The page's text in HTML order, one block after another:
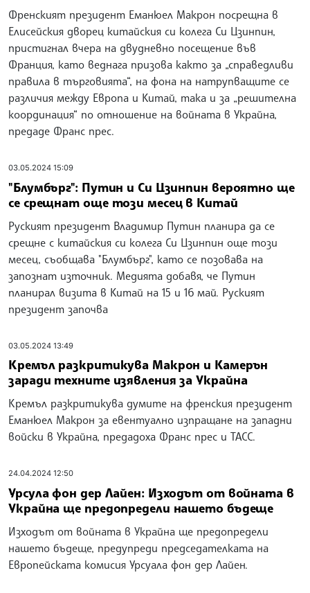
Френският президент Еманюел Макрон посрещна в
Елисейския дворец китайския си колега Си Цзинпин,
пристигнал вчера на двудневно посещение във
Франция, като веднага призова както за „справедливи
правила в търговията“, на фона на натрупващите се
различия между Европа и Китай, така и за „решителна
координация“ по отношение на войната в Украйна,
предаде Франс прес.
03.05.2024 15:09
"Блумбърг": Путин и Си Цзинпин вероятно ще
се срещнат още този месец в Китай
Руският президент Владимир Путин планира да се
срещне с китайския си колега Си Цзинпин още този
месец, съобщава "Блумбърг", като се позовава на
запознат източник. Медията добавя, че Путин
планирал визита в Китай на 15 и 16 май. Руският
президент започва
03.05.2024 13:49
Кремъл разкритикува Макрон и Камерън
заради техните изявления за Украйна
Кремъл разкритикува думите на френския президент
Еманюел Макрон за евентуално изпращане на западни
войски в Украйна, предадоха Франс прес и ТАСС.
24.04.2024 12:50
Урсула фон дер Лайен: Изходът от войната в
Украйна ще предопредели нашето бъдеще
Изходът от войната в Украйна ще предопредели
нашето бъдеще, предупреди председателката на
Европейската комисия Урсуала фон дер Лайен.